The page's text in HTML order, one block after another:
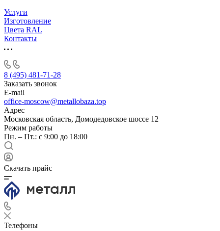
Услуги
Изготовление
Цвета RAL
Контакты
8 (495) 481-71-28
Заказать звонок
E-mail
office-moscow@metallobaza.top
Адрес
Московская область, Домодедовское шоссе 12
Режим работы
Пн. – Пт.: с 9:00 до 18:00
Скачать прайс
Телефоны